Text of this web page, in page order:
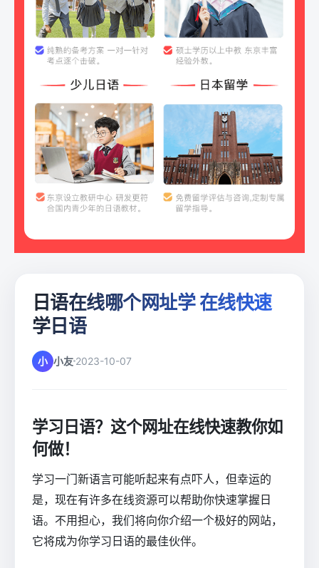
日语在线哪个网址学 在线快速
学日语
小 小友 2023-10-07
学习日语？这个网址在线快速教你如
何做！
学习一门新语言可能听起来有点吓人，但幸运的
是，现在有许多在线资源可以帮助你快速掌握日
语。不用担心，我们将向你介绍一个极好的网站，
它将成为你学习日语的最佳伙伴。